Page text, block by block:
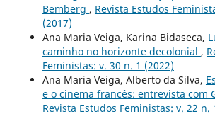
Bemberg , Revista Estudos
(2017)
Ana Maria Veiga, Karina Bidaseca,
caminho no horizonte decolonial ,
Feministas: v. 30 n. 1 (2022)
Ana Maria Veiga, Alberto da Silva,
e o cinema francês: entrevista com
Revista Estudos Feministas: v. 22 n.